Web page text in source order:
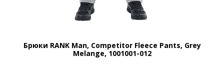
Брюки RANK Man, Competitor Fleece Pants, Grey
Melange, 1001001-012